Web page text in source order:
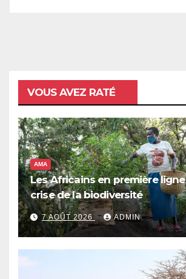
VOUS AVEZ RATÉ
AMA
Les Africains en première
crise de la biodiversité
7 AOÛT 2026 ADMIN